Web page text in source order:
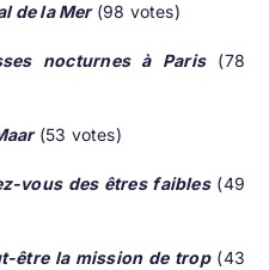
de la Mer(98 votes)
nocturnes à Paris(78
(53 votes)
vous des êtres faibles(49
être la mission de trop(43